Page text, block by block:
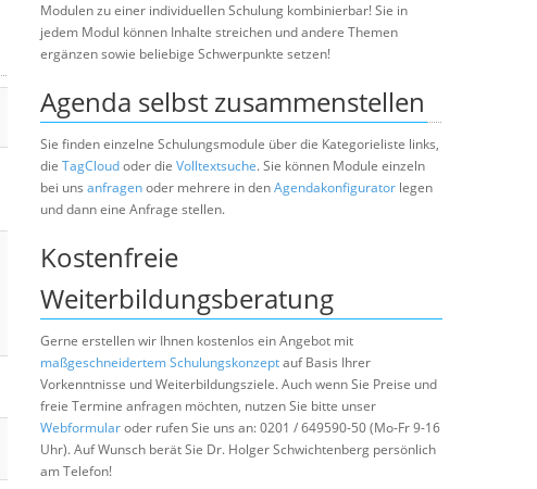
Modulen zu einer individuellen Schulung kombinierbar! Sie in
jedem Modul können Inhalte streichen und andere Themen
ergänzen sowie beliebige Schwerpunkte setzen!
Agenda selbst zusammenstellen
Sie finden einzelne Schulungsmodule über die Kategorieliste links,
die TagCloudoder die Volltextsuche. Sie können Module einzeln
bei uns anfragenoder mehrere in denAgendakonfigurator legen
und dann eine Anfrage stellen.
Kostenfreie
Weiterbildungsberatung
Gerne erstellen wir Ihnen kostenlos ein Angebot mit
maßgeschneidertem Schulungskonzeptauf Basis Ihrer
Vorkenntnisse und Weiterbildungsziele. Auch wenn Sie Preise und
freie Termine anfragen möchten, nutzen Sie bitte unser
Webformularoder rufen Sie uns an: 0201 / 649590-50 (Mo-Fr 9-16
Uhr). Auf Wunsch berät Sie Dr. Holger Schwichtenberg persönlich
am Telefon!